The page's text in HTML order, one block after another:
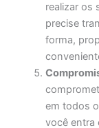
realizar os
precise
forma,
em todos
você entra